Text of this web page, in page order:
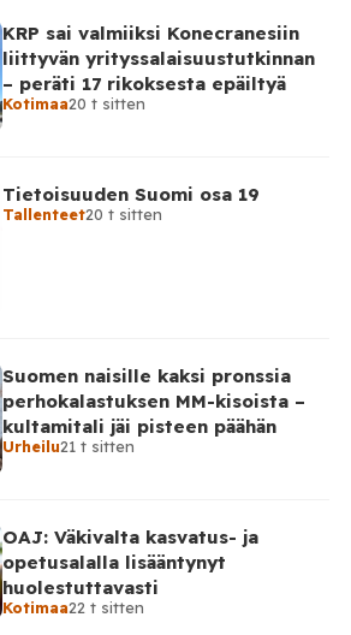
KRP sai valmiiksi Konecranesiin
liittyvän yrityssalaisuustutkinnan
– peräti 17 rikoksesta epäiltyä
Kotimaa20 t sitten
Tietoisuuden Suomi osa 19
Tallenteet20 t sitten
Suomen naisille kaksi pronssia
perhokalastuksen MM-kisoista –
kultamitali jäi pisteen päähän
Urheilu21 t sitten
OAJ: Väkivalta kasvatus- ja
opetusalalla lisääntynyt
huolestuttavasti
Kotimaa22 t sitten